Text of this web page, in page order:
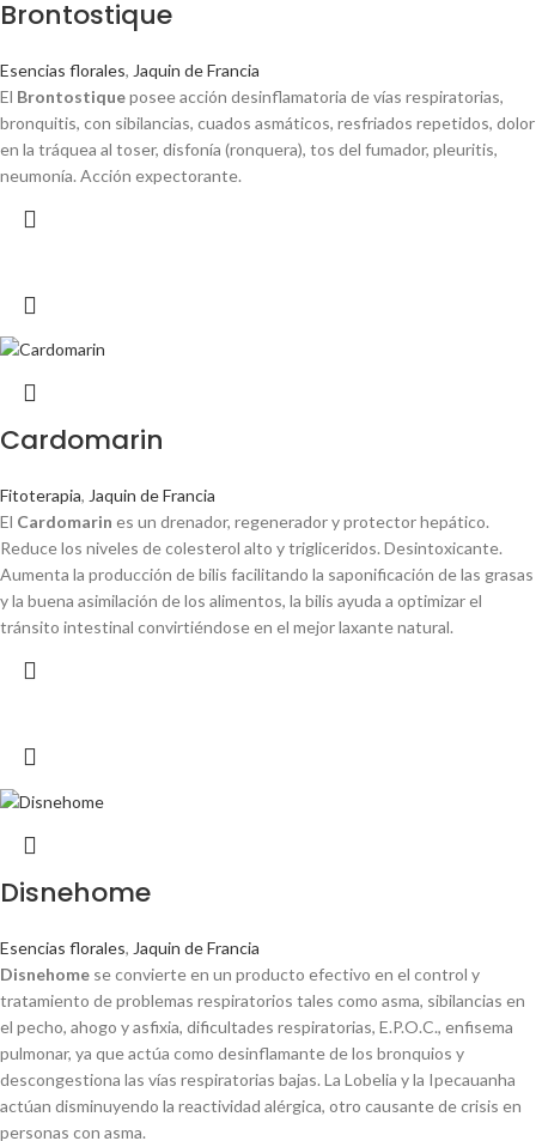
Brontostique
Esencias florales, Jaquin de Francia
El Brontostiqueposee acción desinflamatoria de vías respiratorias,
bronquitis, con sibilancias, cuados asmáticos, resfriados repetidos, dolor
en la tráquea al toser, disfonía (ronquera), tos del fumador, pleuritis,
neumonía. Acción expectorante.
Cardomarin
Fitoterapia, Jaquin de Francia
El Cardomarin es un drenador, regenerador y protector hepático.
Reduce los niveles de colesterol alto y trigliceridos. Desintoxicante.
Aumenta la producción de bilis facilitando la saponificación de las grasas
y la buena asimilación de los alimentos, la bilis ayuda a optimizar el
tránsito intestinal convirtiéndose en el mejor laxante natural.
Disnehome
Esencias florales, Jaquin de Francia
Disnehome se convierte en un producto efectivo en el control y
tratamiento de problemas respiratorios tales como asma, sibilancias en
el pecho, ahogo y asfixia, dificultades respiratorias, E.P.O.C., enfisema
pulmonar, ya que actúa como desinflamante de los bronquios y
descongestiona las vías respiratorias bajas. La Lobelia y la Ipecauanha
actúan disminuyendo la reactividad alérgica, otro causante de crisis en
personas con asma.